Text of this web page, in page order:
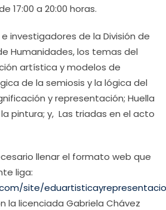
17:00 a 20:00 horas.
investigadores de la División de
Humanidades, los temas del
artística y modelos de
de la semiosis y la lógica del
y representación; Huella
pintura; y, Las triadas en el acto
llenar el formato web que
liga:
site/
la licenciada Gabriela Chávez